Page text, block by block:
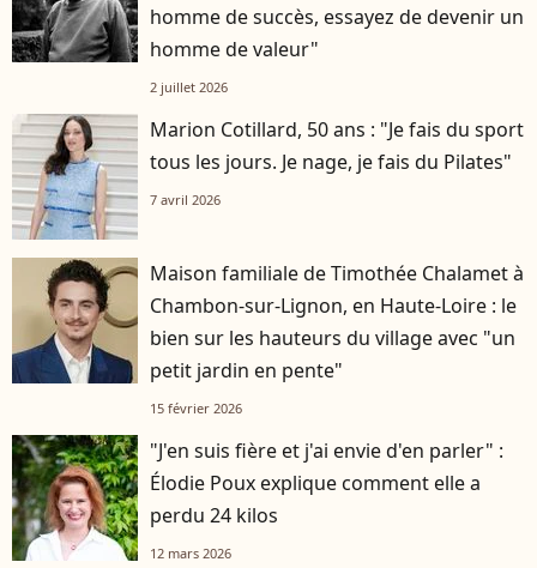
homme de succès, essayez de devenir un
homme de valeur"
2 juillet 2026
Marion Cotillard, 50 ans : "Je fais du sport
tous les jours. Je nage, je fais du Pilates"
7 avril 2026
Maison familiale de Timothée Chalamet à
Chambon-sur-Lignon, en Haute-Loire : le
bien sur les hauteurs du village avec "un
petit jardin en pente"
15 février 2026
"J'en suis fière et j'ai envie d'en parler" :
Élodie Poux explique comment elle a
perdu 24 kilos
12 mars 2026